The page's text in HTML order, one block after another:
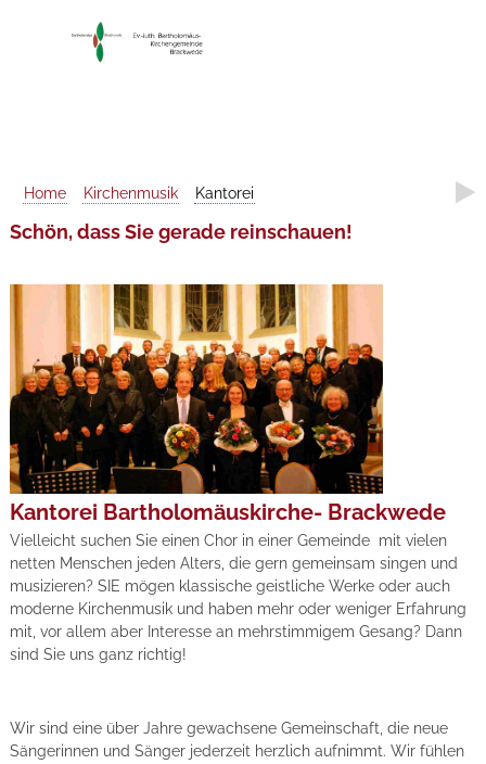
Home Kirchenmusik Kantorei
Schön, dass Sie gerade reinschauen!
Kantorei Bartholomäuskirche- Brackwede
Vielleicht suchen Sie einen Chor in einer Gemeinde mit vielen
netten Menschen jeden Alters, die gern gemeinsam singen und
musizieren? SIE mögen klassische geistliche Werke oder auch
moderne Kirchenmusik und haben mehr oder weniger Erfahrung
mit, vor allem aber Interesse an mehrstimmigem Gesang? Dann
sind Sie uns ganz richtig!
Wir sind eine über Jahre gewachsene Gemeinschaft, die neue
Sängerinnen und Sänger jederzeit herzlich aufnimmt. Wir fühlen